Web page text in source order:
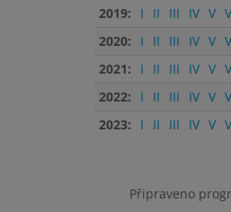
2019:
I II III IV V
2020:
I II III IV V
2021:
I II III IV V
2022:
I II III IV V
2023:
I II III IV V
Připraveno